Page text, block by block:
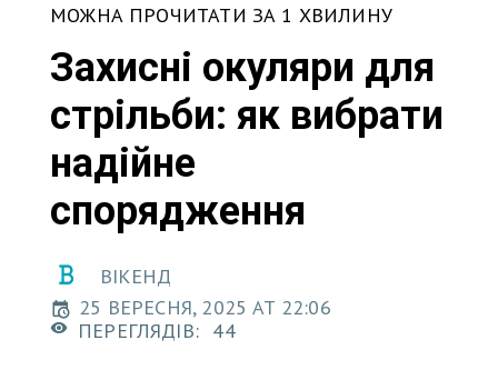
МОЖНА ПРОЧИТАТИ ЗА 1 ХВИЛИНУ
Захисні окуляри для
стрільби: як вибрати
надійне
спорядження
ВІКЕНД
25 ВЕРЕСНЯ, 2025 AT 22:06
ПЕРЕГЛЯДІВ: 44